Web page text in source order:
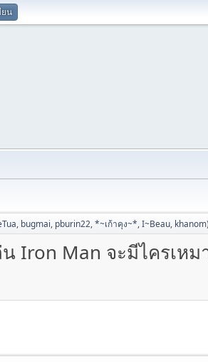
ยน
, bugmai, pburin22,*~เก้าคุง~*,I~Beau, khanom)
น Iron Man จะมีไครเห